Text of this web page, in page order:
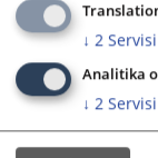
↓ 2
Analitika
↓ 2